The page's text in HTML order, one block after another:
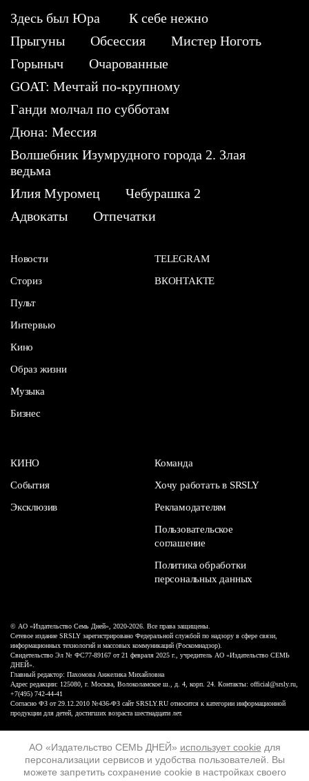
АО «Издательство СЕМЬ ДНЕЙ» использует cookie для
персонализации сервисов и удобства пользователей. Вы
можете запретить сохранение cookie в настройках своего
Здесь был Юра
К себе нежно
Прыгуны
Обсессия
Мистер Ноготь
Горыныч
Очарованные
GOAT: Мечтай по-крупному
Ганди молчал по субботам
Дюна: Мессия
Волшебник Изумрудного города 2. Злая
ведьма
Илия Муромец
Чебурашка 2
Адвокаты
Отпечатки
Новости
Сториз
Пульт
Интервью
Кино
Образ жизни
Музыка
Бизнес
TELEGRAM
ВКОНТАКТЕ
КИНО
События
Эксклюзив
Команда
Хочу работать в SRSLY
Рекламодателям
Пользовательское
соглашение
Политика обработки
персональных данных
16+
© АО «Издательство Семь Дней», 2020-2026. Все права защищены.
Сетевое издание SRSLY зарегистрировано Федеральной службой по надзору в сфере связи,
информационных технологий и массовых коммуникаций (Роскомнадзор).
Свидетельство Эл № ФС77-89167 от 21 февраля 2025 г., учредитель АО «Издательство СЕМЬ
ДНЕЙ».
Главный редактор: Пахомова Анжелика Михайловна
Адрес редакции: 125080, г. Москва, Волоколамское ш., д. 4, корп. 24. Контакты: official@srsly.ru,
+7(495) 742-44-41
Согласно ФЗ от 29.12.2010 №436-ФЗ сайт SRSLY.RU относится к категории информационной
продукции для детей, достигших возраста шестнадцати лет.